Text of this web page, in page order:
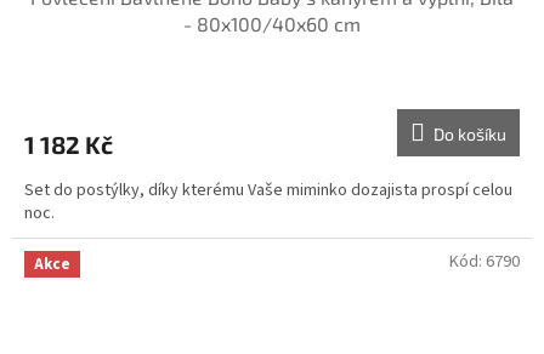
- 80x100/40x60 cm
1 182 Kč Do košíku
Set do postýlky, díky kterému Vaše miminko dozajista prospí celou
noc.
Akce Kód: 6790